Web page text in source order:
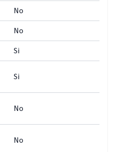
No
No
Si
Si
No
No